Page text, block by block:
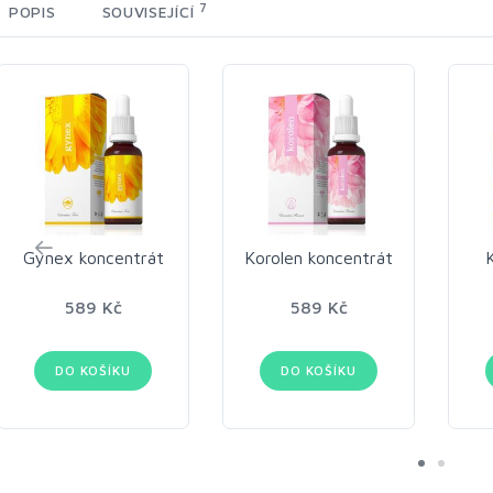
POPIS SOUVISEJÍCÍ 7
Gynex koncentrát
589 Kč
DO KOŠÍKU
Korolen koncentrát
589 Kč
DO KOŠÍKU